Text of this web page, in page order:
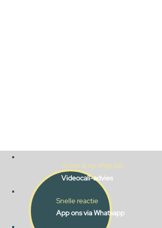
Gratis & op afspraak
Videocall-advies
Snelle reactie
App ons via Whatsapp